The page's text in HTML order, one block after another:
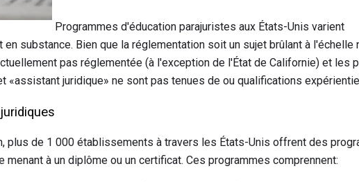
Programmes d'éducation parajuristes aux États-Unis varient
substance. Bien que la réglementation soit un sujet brûlant à l'échelle
pas réglementée (à l'exception de l'État de Californie) et les
«assistant juridique» ne sont pas tenues de ou qualifications
plus de 1 000 établissements à travers les États-Unis offrent des
à un diplôme ou un certificat. Ces programmes comprennent: